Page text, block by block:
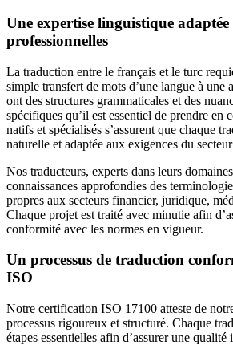
Une expertise linguistique adaptée
professionnelles
La traduction entre le français et le turc
simple transfert de mots d’une langue à une
ont des structures grammaticales et des
spécifiques qu’il est essentiel de prendre en
natifs et spécialisés s’assurent que chaque
naturelle et adaptée aux exigences du
Nos traducteurs, experts dans leurs
connaissances approfondies des
propres aux secteurs financier, juridique,
Chaque projet est traité avec minutie afin
conformité avec les normes en vigueur.
Un processus de traduction
ISO
Notre certification ISO 17100 atteste de
processus rigoureux et structuré. Chaque
étapes essentielles afin d’assurer une qualité